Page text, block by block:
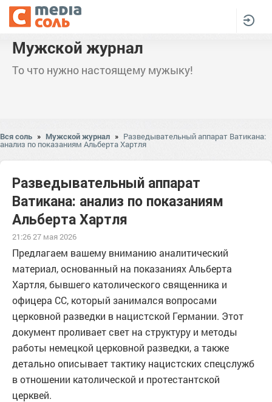
Мужской журнал
То что нужно настоящему мужыку!
Вся соль » Мужской журнал » Разведывательный аппарат Ватикана:
анализ по показаниям Альберта Хартля
Разведывательный аппарат
Ватикана: анализ по показаниям
Альберта Хартля
21:26 27 мая 2026
Предлагаем вашему вниманию аналитический
материал, основанный на показаниях Альберта
Хартля, бывшего католического священника и
офицера СС, который занимался вопросами
церковной разведки в нацистской Германии. Этот
документ проливает свет на структуру и методы
работы немецкой церковной разведки, а также
детально описывает тактику нацистских спецслужб
в отношении католической и протестантской
церквей.